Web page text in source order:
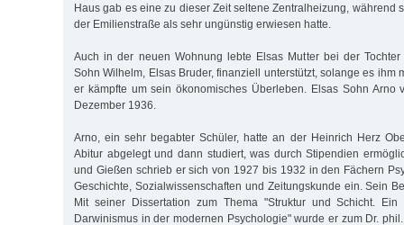
Haus gab es eine zu dieser Zeit seltene Zentralheizung, während
der Emilienstraße als sehr ungünstig erwiesen hatte.
Auch in der neuen Wohnung lebte Elsas Mutter bei der
Sohn Wilhelm, Elsas Bruder, finanziell unterstützt, solange es ihm
er kämpfte um sein ökonomisches Überleben. Elsas Sohn Arno
Dezember 1936.
Arno, ein sehr begabter Schüler, hatte an der Heinrich Herz
Abitur abgelegt und dann studiert, was durch Stipendien
und Gießen schrieb er sich von 1927 bis 1932 in den Fächern
Geschichte, Sozialwissenschaften und Zeitungskunde ein. Sein
Mit seiner Dissertation zum Thema "Struktur und Schicht.
Darwinismus in der modernen Psychologie" wurde er zum Dr.